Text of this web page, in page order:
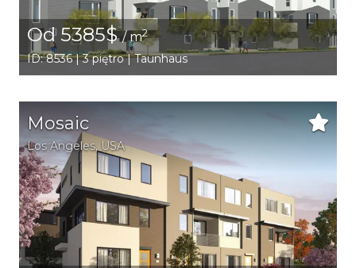
Od 5385$/ m2
ID: 8536 | 3 piętro | Taunhaus
Mosaic
Los Angeles, USA